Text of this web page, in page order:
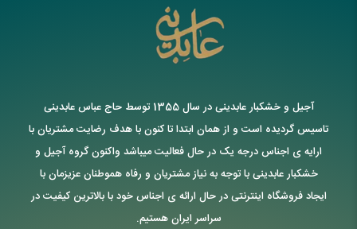
آجیل و خشکبار عابدینی در سال 1355 توسط حاج عباس عابدینی
تاسیس گردیده است و از همان ابتدا تا کنون با هدف رضایت مشتریان با
ارایه ی اجناس درجه یک در حال فعالیت میباشد واکنون گروه آجیل و
خشکبار عابدینی با توجه به نیاز مشتریان و رفاه هموطنان عزیزمان با
ایجاد فروشگاه اینترنتی در حال ارائه ی اجناس خود با بالاترین کیفیت در
سراسر ایران هستیم.